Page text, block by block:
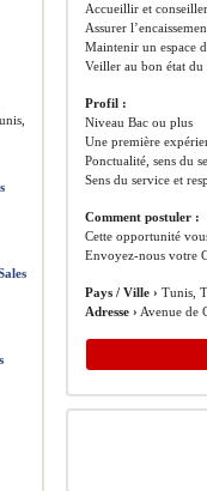
Accueillir et
Assurer
Maintenir un espace
Veiller au bon état
Profil :
Niveau Bac ou plus
Une première
Ponctualité, sens du
Sens du service et
Comment postuler :
Cette opportunité
Envoyez-nous votre
Pays / Ville › Tunis,
Adresse › Avenue de